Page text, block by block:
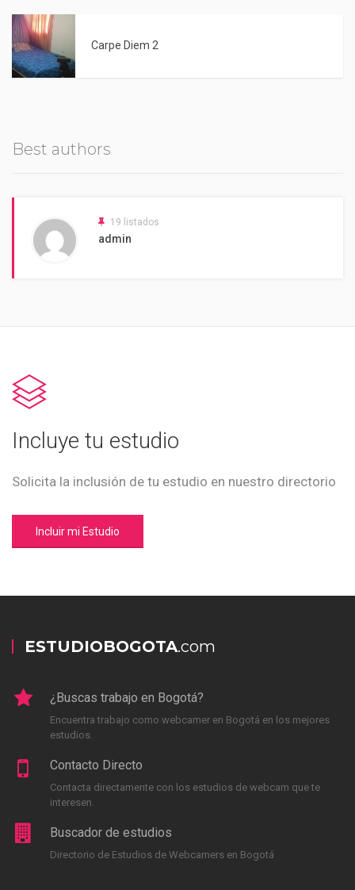
Carpe Diem 2
Best authors
19 listados
admin
Incluye tu estudio
Solicita la inclusión de tu estudio en nuestro directorio
Incluir mi Estudio
ESTUDIOBOGOTA.com
¿Buscas trabajo en Bogotá?
Encuentra trabajo como webcamer en Bogotá en los mejores
estudios.
Contacto Directo
Contacta directamente con los estudios de webcam que te
interesen.
Buscador de estudios
Directorio de Estudios de Webcamers en Bogotá